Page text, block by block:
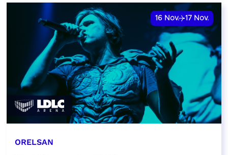
16 Nov. 17 Nov.
ORELSAN